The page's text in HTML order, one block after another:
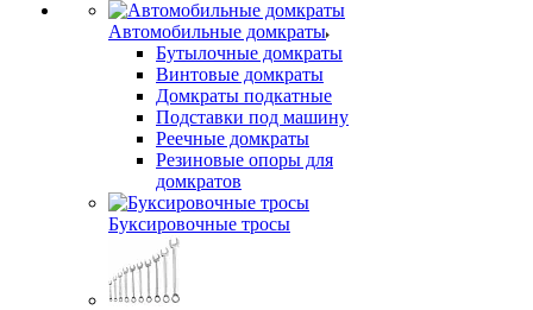
Автомобильные домкраты
Бутылочные домкраты
Винтовые домкраты
Домкраты подкатные
Подставки под машину
Реечные домкраты
Резиновые опоры для
домкратов
Буксировочные тросы